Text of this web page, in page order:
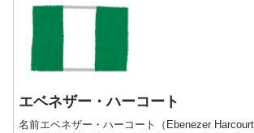
エベネザー・ハーコート
名前エベネザー・ハーコート（Ebenezer